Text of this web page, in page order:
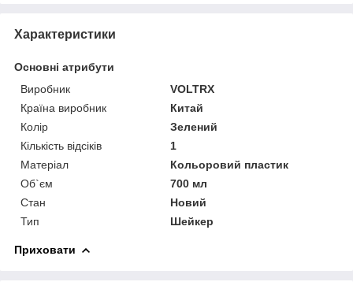
Характеристики
Основні атрибути
Виробник
VOLTRX
Країна виробник
Китай
Колір
Зелений
Кількість відсіків
1
Матеріал
Кольоровий пластик
Об`єм
700 мл
Стан
Новий
Тип
Шейкер
Приховати